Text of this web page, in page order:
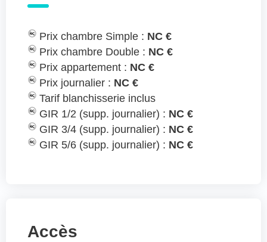
Prix chambre Simple : NC €
Prix chambre Double : NC €
Prix appartement : NC €
Prix journalier : NC €
Tarif blanchisserie inclus
GIR 1/2 (supp. journalier) : NC €
GIR 3/4 (supp. journalier) : NC €
GIR 5/6 (supp. journalier) : NC €
Accès